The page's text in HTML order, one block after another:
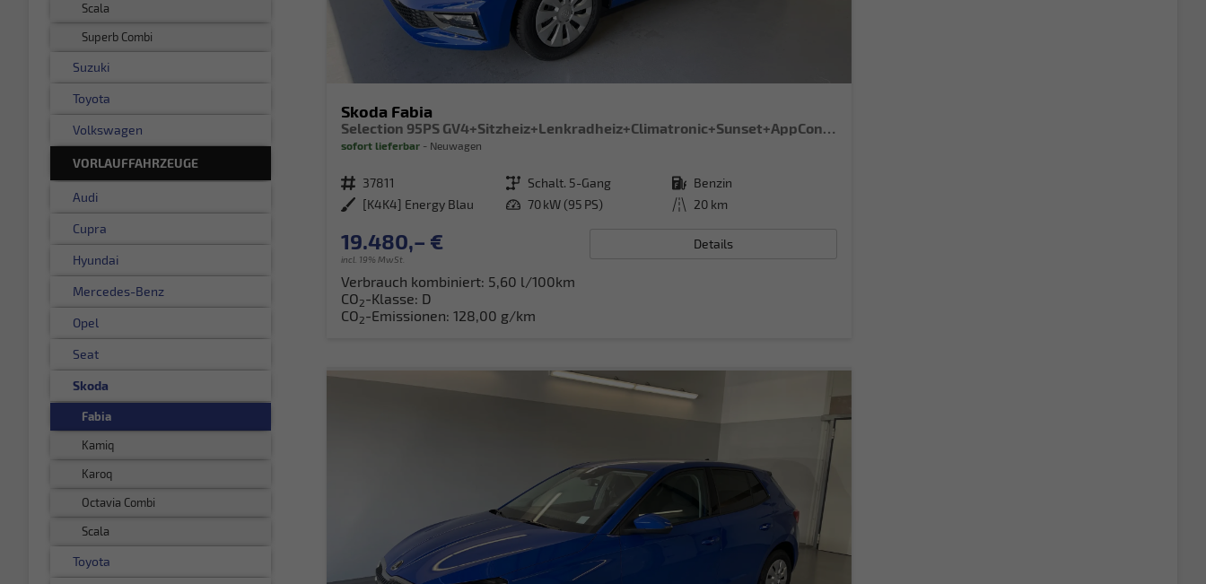
Skoda Fabia
Selection 95PS GV4+Sitzheiz+Lenkradheiz+Climatronic+Sunset+AppConnect+PDC
sofort lieferbar Neuwagen
Fahrzeugnr. 37811 Getriebe Schalt. 5-Gang Kraftstoff Benzin
Außenfarbe [K4K4] Energy Blau Leistung 70 kW (95 PS) Kilometerstand 20 km
19.480,– €
incl. 19% MwSt.
Details
Verbrauch kombiniert: 5,60 l/100km
CO2-Klasse: D
CO2-Emissionen: 128,00 g/km
Scala
Superb Combi
Suzuki
Toyota
Volkswagen
VORLAUFFAHRZEUGE
Audi
Cupra
Hyundai
Mercedes-Benz
Opel
Seat
Skoda
Fabia
Kamiq
Karoq
Octavia Combi
Scala
Toyota